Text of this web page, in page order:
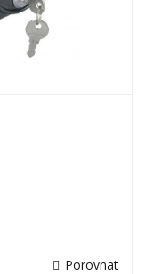
Porovnat